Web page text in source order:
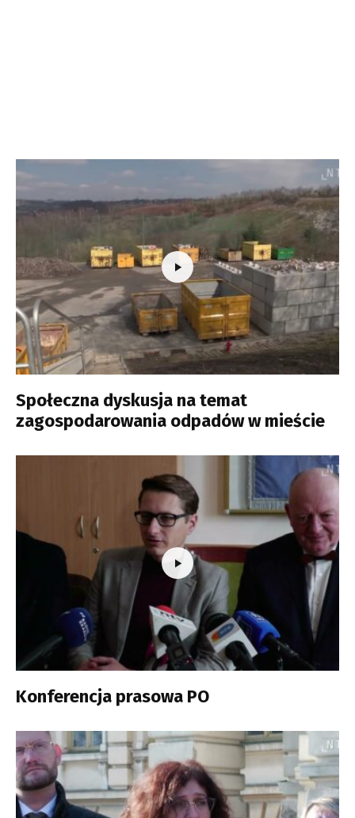
Społeczna dyskusja na temat
zagospodarowania odpadów w mieście
Konferencja prasowa PO